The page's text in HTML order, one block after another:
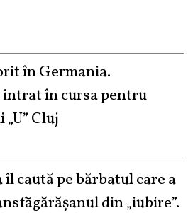
în Germania.
în cursa pentru
Cluj
caută pe bărbatul care a
din „iubire”.